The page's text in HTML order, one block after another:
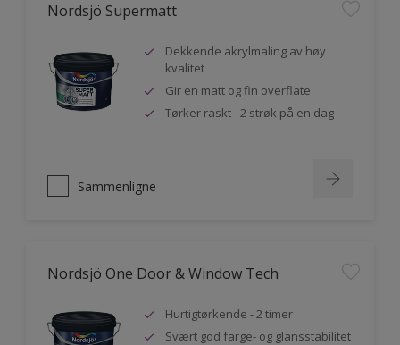
Nordsjö Supermatt
Dekkende akrylmaling av høy
kvalitet
Gir en matt og fin overflate
Tørker raskt - 2 strøk på en dag
Sammenligne
Nordsjö One Door & Window Tech
Hurtigtørkende - 2 timer
Svært god farge- og glansstabilitet